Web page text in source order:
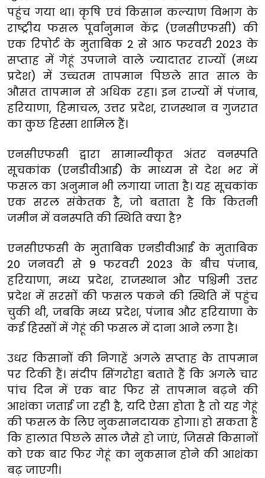
पहुंच गया था। कृषि एवं किसान कल्याण विभाग के
राष्ट्रीय फसल पूर्वानुमान केंद्र (एनसीएफसी) की
एक रिपोर्ट के मुताबिक 2 से आठ फरवरी 2023 के
सप्ताह में गेहूं उपजाने वाले ज्यादातर राज्यों (मध्य
प्रदेश) में उच्चतम तापमान पिछले सात साल के
औसत तापमान से अधिक रहा। इन राज्यों में पंजाब,
हरियाणा, हिमाचल, उत्तर प्रदेश, राजस्थान व गुजरात
का कुछ हिस्सा शामिल हैं।
एनसीएफसी द्वारा सामान्यीकृत अंतर वनस्पति
सूचकांक (एनडीवीआई) के माध्यम से देश भर में
फसल का अनुमान भी लगाया जाता है। यह सूचकांक
एक सरल संकेतक है, जो बताता है कि कितनी
जमीन में वनस्पति की स्थिति क्या है?
एनसीएफसी के मुताबिक एनडीवीआई के मुताबिक
20 जनवरी से 9 फरवरी 2023 के बीच पंजाब,
हरियाणा, मध्य प्रदेश, राजस्थान और पश्चिमी उत्तर
प्रदेश में सरसों की फसल पकने की स्थिति में पहुंच
चुकी थी, जबकि मध्य प्रदेश, पंजाब और हरियाणा के
कई हिस्सों में गेहूं की फसल में दाना आने लगा है।
उधर किसानों की निगाहें अगले सप्ताह के तापमान
पर टिकी हैं। संदीप सिंगरोहा बताते हैं कि अगले चार
पांच दिन में एक बार फिर से तापमान बढ़ने की
आशंका जताई जा रही है, यदि ऐसा होता है तो यह गेहूं
की फसल के लिए नुकसानदायक होगा। हो सकता है
कि हालात पिछले साल जैसे हो जाएं, जिससे किसानों
को एक बार फिर गेहूं का नुकसान होने की आशंका
बढ़ जाएगी।